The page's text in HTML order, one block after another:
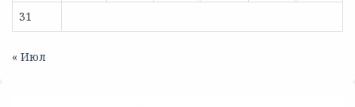
31
« Июл